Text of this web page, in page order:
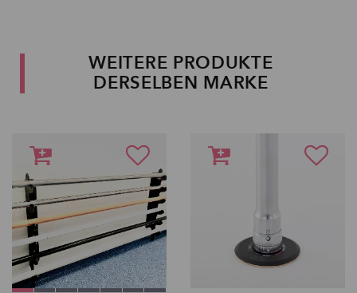
WEITERE PRODUKTE
DERSELBEN MARKE